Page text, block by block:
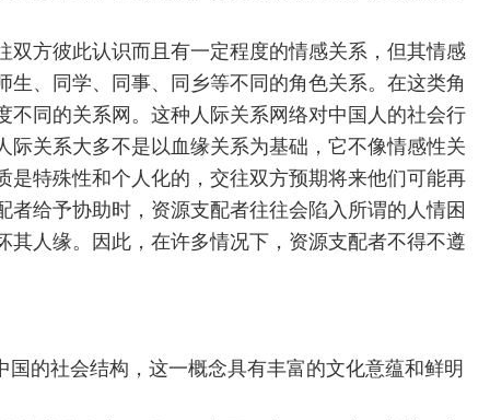
方彼此认识而且有一定程度的情感关系，但其情感
、同学、同事、同乡等不同的角色关系。在这类角
同的关系网。这种人际关系网络对中国人的社会行
关系大多不是以血缘关系为基础，它不像情感性关
特殊性和个人化的，交往双方预期将来他们可能再
给予协助时，资源支配者往往会陷入所谓的人情困
人缘。因此，在许多情况下，资源支配者不得不遵
的社会结构，这一概念具有丰富的文化意蕴和鲜明